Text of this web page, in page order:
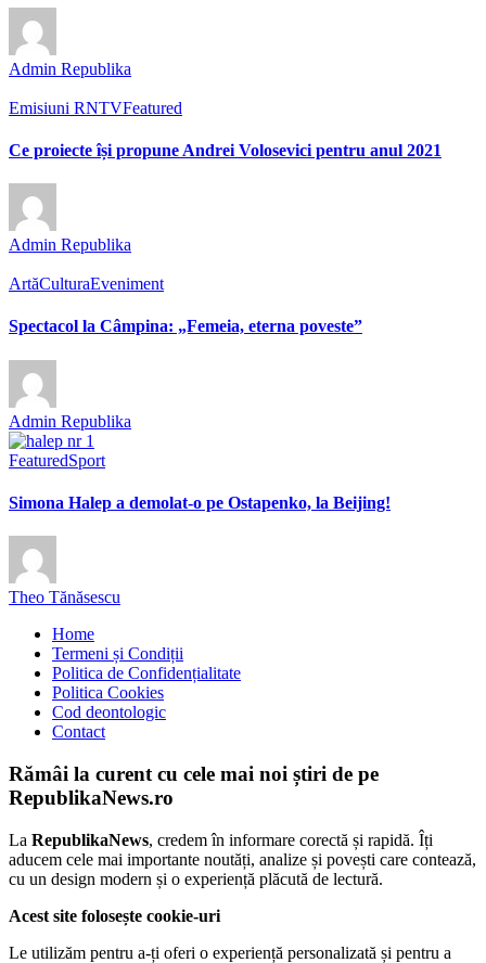
Admin Republika
Emisiuni RNTVFeatured
Ce proiecte își propune Andrei Volosevici pentru anul 2021
Admin Republika
ArtăCulturaEveniment
Spectacol la Câmpina: „Femeia, eterna poveste”
Admin Republika
FeaturedSport
Simona Halep a demolat-o pe Ostapenko, la Beijing!
Theo Tănăsescu
Home
Termeni și Condiții
Politica de Confidențialitate
Politica Cookies
Cod deontologic
Contact
Rămâi la curent cu cele mai noi știri de pe
RepublikaNews.ro
La RepublikaNews, credem în informare corectă și rapidă. Îți
aducem cele mai importante noutăți, analize și povești care contează,
cu un design modern și o experiență plăcută de lectură.
Acest site folosește cookie-uri
Le utilizăm pentru a-ți oferi o experiență personalizată și pentru a